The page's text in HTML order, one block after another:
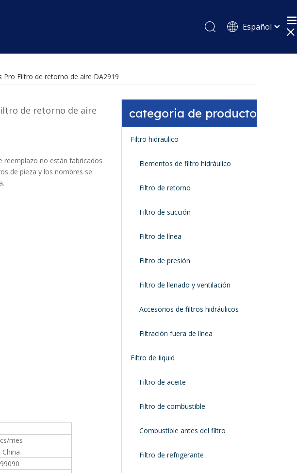
Español
Pусский
Pro Filtro de retorno de aire DA2919
de retorno de aire
reemplazo no están fabricados
de pieza y los nombres se
mes
China
categoria de producto
Filtro hidraulico
Elementos de filtro hidráulico
Filtro de retorno
Filtro de succión
Filtro de línea
Filtro de presión
Filtro de llenado y ventilación
Accesorios de filtros hidráulicos
Filtración fuera de línea
Filtro de Iiquid
Filtro de aceite
Filtro de combustible
Combustible antes del filtro
Filtro de refrigerante